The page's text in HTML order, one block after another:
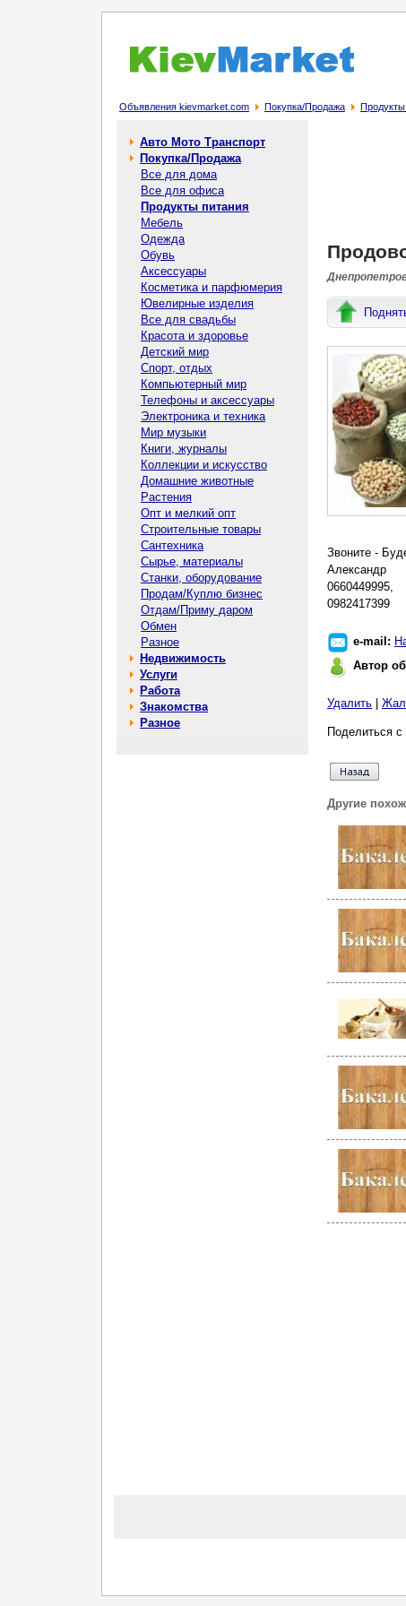
Объявления kievmarket.com Покупка/Продажа
Авто Мото Транспорт
Покупка/Продажа
Все для дома
Все для офиса
Продукты питания
Мебель
Одежда
Обувь
Аксессуары
Косметика и парфюмерия
Ювелирные изделия
Все для свадьбы
Красота и здоровье
Детский мир
Спорт, отдых
Компьютерный мир
Телефоны и аксессуары
Электроника и техника
Мир музыки
Книги, журналы
Коллекции и искусство
Домашние животные
Растения
Опт и мелкий опт
Строительные товары
Сантехника
Сырье, материалы
Станки, оборудование
Продам/Куплю бизнес
Отдам/Приму даром
Обмен
Разное
Недвижимость
Услуги
Работа
Знакомства
Разное
Звоните -
Александр
0660449995,
0982417399
e-mail:
Автор
Удалить
Поделиться
Другие